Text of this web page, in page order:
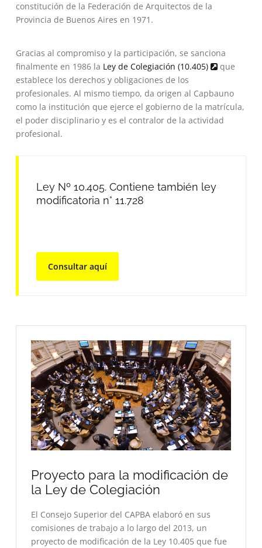
constitución de la Federación de Arquitectos de la
Provincia de Buenos Aires en 1971.
Gracias al compromiso y la participación, se sanciona
finalmente en 1986 la Ley de Colegiación (10.405)
que
establece los derechos y obligaciones de los
profesionales. Al mismo tiempo, da origen al Capbauno
como la institución que ejerce el gobierno de la matrícula,
el poder disciplinario y es el contralor de la actividad
profesional.
Ley Nº 10.405. Contiene también ley
modificatoria n° 11.728
Consultar aquí
Proyecto para la modificación de
la Ley de Colegiación
El Consejo Superior del CAPBA elaboró en sus
comisiones de trabajo a lo largo del 2013, un
proyecto de modificación de la Ley 10.405 que fue